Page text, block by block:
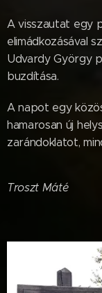
A visszautat egy
elimádkozásával
Udvardy György
buzdítása.
A napot egy
hamarosan új
zarándoklatot,
Troszt Máté